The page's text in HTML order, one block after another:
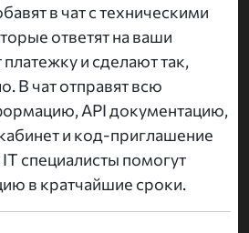
в чат с техническими
ответят на ваши
и сделают так,
В чат отправят всю
API документацию,
и код-приглашение
специалисты помогут
в кратчайшие сроки.